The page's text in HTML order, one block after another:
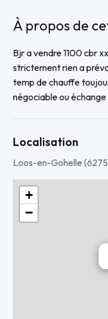
À propos de
Bjr a vendre 1100 cbr
strictement rien a
temp de chauffe
négociable ou
Localisation
Loos-en-Gohelle
+
−